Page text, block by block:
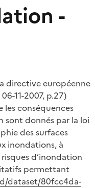
-
directive européenne
11-2007, p.27)
conséquences
sont donnés par la loi
des surfaces
inondations, à
d’inondation
permettant
dataset/80fcc4da-